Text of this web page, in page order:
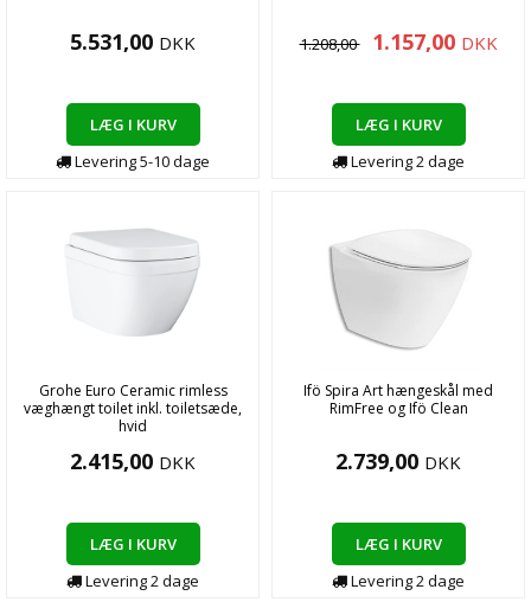
5.531,00 DKK
LÆG I KURV
Levering5-10dage
1.208,00 1.157,00 DKK
LÆG I KURV
Levering2dage
Grohe Euro Ceramic rimless
væghængt toilet inkl. toiletsæde,
hvid
2.415,00 DKK
LÆG I KURV
Levering2dage
Ifö Spira Art hængeskål med
RimFree og Ifö Clean
2.739,00 DKK
LÆG I KURV
Levering2dage